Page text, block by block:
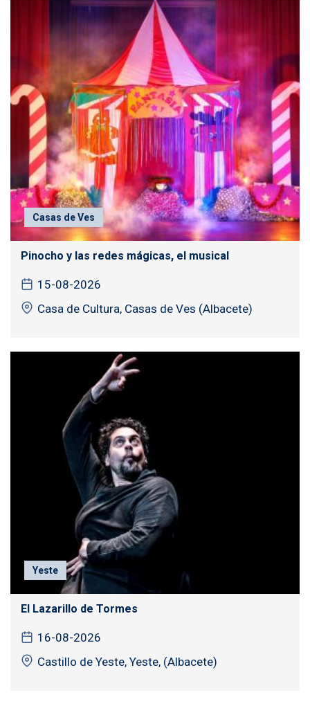
Casas de Ves
Pinocho y las redes mágicas, el musical
15-08-2026
Casa de Cultura, Casas de Ves (Albacete)
Yeste
El Lazarillo de Tormes
16-08-2026
Castillo de Yeste, Yeste, (Albacete)